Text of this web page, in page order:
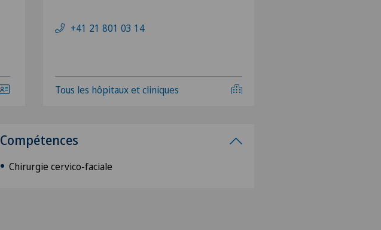
+41 21 801 03 14
Tous les hôpitaux et cliniques
Compétences
Chirurgie cervico-faciale